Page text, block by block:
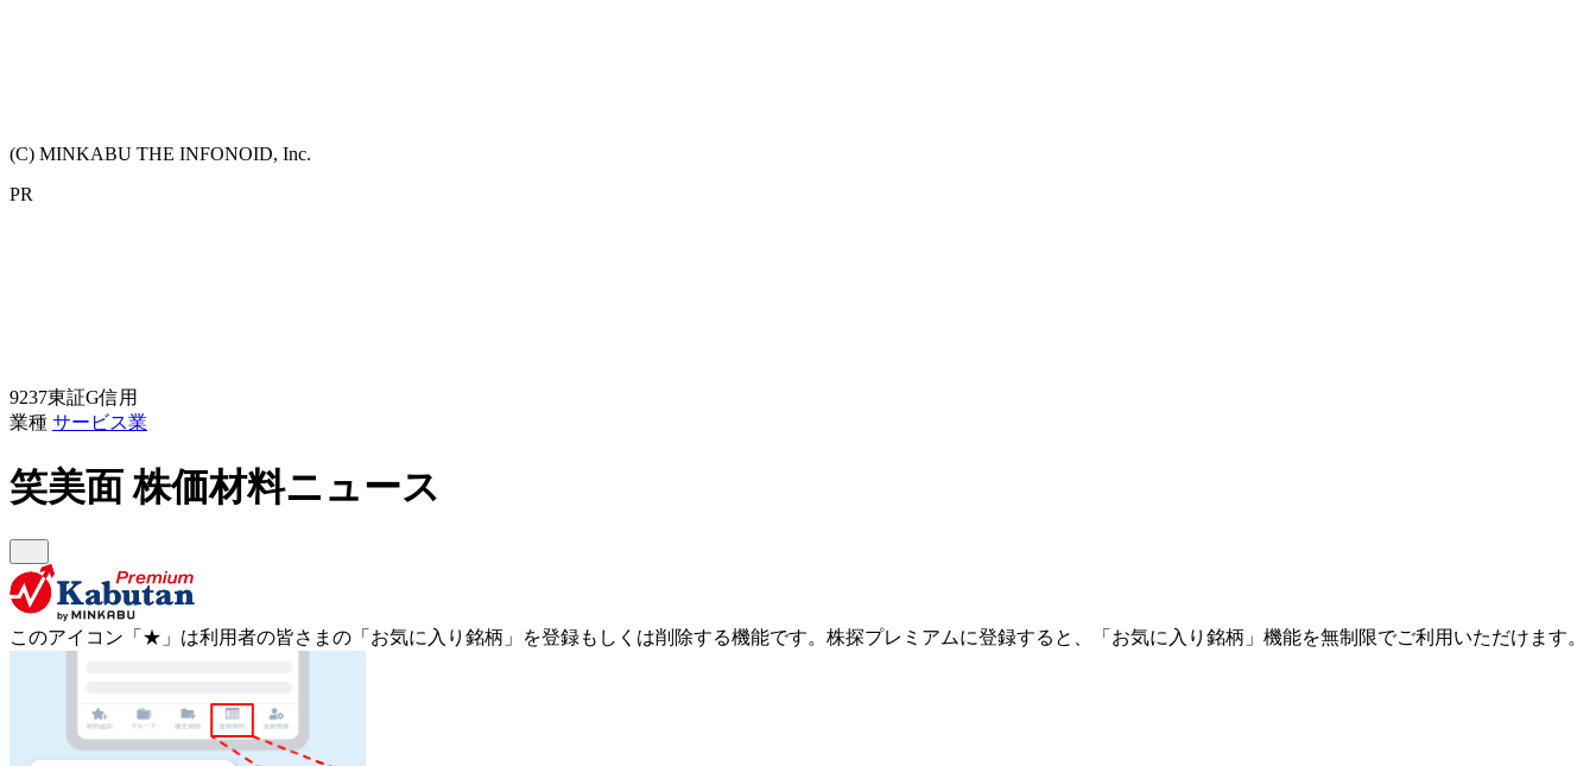
(C) MINKABU THE INFONOID, Inc.
PR
9237東証G信用
業種 サービス業
笑美面株価材料ニュース
このアイコン 「★」 は利用者の皆さまの 「お気に入り銘柄」を登録もしくは削除する機能です。 株探プレミアムに登録すると、「お気に入り銘柄」機能を無制限でご利用いただけます。